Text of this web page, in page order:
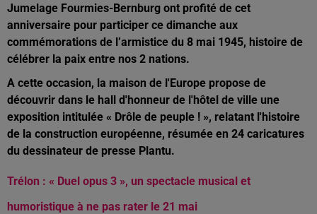
Jumelage Fourmies-Bernburg ont profité de cet
anniversaire pour participer ce dimanche aux
commémorations de l’armistice du 8 mai 1945, histoire de
célébrer la paix entre nos 2 nations.
A cette occasion, la maison de l'Europe propose de
découvrir dans le hall d'honneur de l'hôtel de ville une
exposition intitulée « Drôle de peuple ! », relatant l'histoire
de la construction européenne, résumée en 24 caricatures
du dessinateur de presse Plantu.
Trélon : « Duel opus 3 », un spectacle musical et
humoristique à ne pas rater le 21 mai